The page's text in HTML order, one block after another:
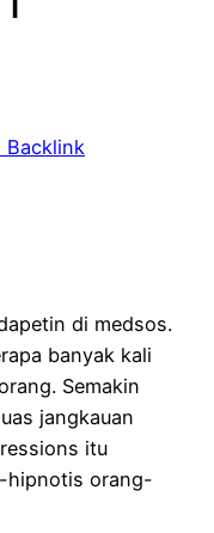
Backlink
di medsos.
banyak kali
Semakin
jangkauan
itu
hipnotis orang-